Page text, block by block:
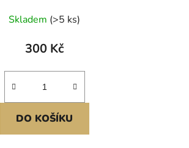
Skladem (>5 ks)
300 Kč
DO KOŠÍKU